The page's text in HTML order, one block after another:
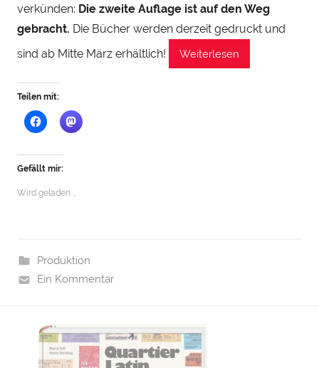
i
h
a
verkünden: Die zweite Auflage ist auf den Weg
gebracht. Die Bücher werden derzeit gedruckt und
sind ab Mitte März erhältlich!
Weiterlesen
Teilen mit:
Gefällt mir:
Wird geladen …
Produktion
Ein Kommentar